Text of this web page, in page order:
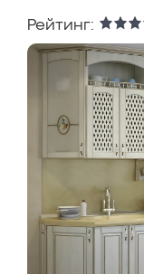
Рейтинг: